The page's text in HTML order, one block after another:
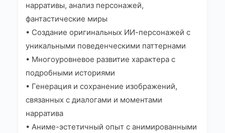
нарративы, анализ персонажей,
фантастические миры
• Создание оригинальных ИИ-персонажей с
уникальными поведенческими паттернами
• Многоуровневое развитие характера с
подробными историями
• Генерация и сохранение изображений,
связанных с диалогами и моментами
нарратива
• Аниме-эстетичный опыт с анимированными